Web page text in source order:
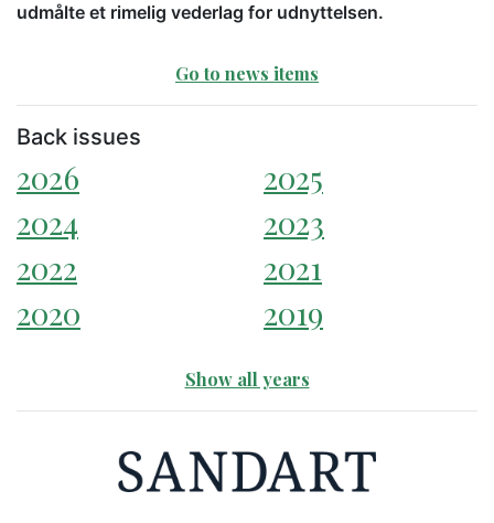
udmålte et rimelig vederlag for udnyttelsen.
Go to news items
Back issues
2026
2025
2024
2023
2022
2021
2020
2019
Show all years